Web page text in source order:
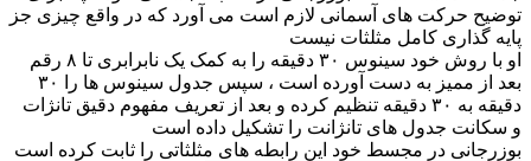
توضیح حرکت های آسمانی لازم است می آورد که در واقع چیزی جز
پایه گذاری کامل مثلثات نیست
او با روش خود سینوس ۳۰ دقیقه را به کمک یک نابرابری تا ۸ رقم
بعد از ممیز به دست آورده است ، سپس جدول سینوس ها را ۳۰
دقیقه به ۳۰ دقیقه تنظیم کرده و بعد از تعریف مفهوم دقیق تانژات
و سکانت جدول های تانژانت را تشکیل داده است
بوزرجانی در مجسط خود این رابطه های مثلثاتی را ثابت کرده است